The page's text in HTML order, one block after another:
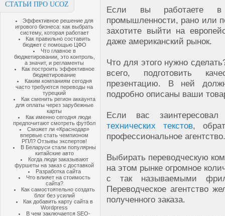
СТАТЬИ ПРО UCOZ
Эффективное решение для
игрового бизнеса: как выбрать
систему, которая работает
Как правильно составить
бюджет с помощью ЦФО
Что главное в
бюджетировании, это контроль,
а значит, и регламенты
Как построить эффективное
бюджетирование
Каким компаниям сегодня
часто требуются переводы на
турецкий
Как сменить регион аккаунта
для оплаты через зарубежные
карты
Как именно сегодня люди
предпочитают смотреть футбол
Сможет ли «Краснодар»
впервые стать чемпионом
РПЛ? Отзывы экспертов!
В Беларуси стали популярны
китайские авто
Когда люди заказывают
фуршеты на заказ с доставкой
Разработка сайта
Что влияет на стоимость
сайта?
Как самостоятельно создать
блог без усилий
Как добавить карту сайта в
Wordpress
В чем заключается SEO-
Если вы работаете
промышленности, рано или
захотите выйти на
даже американский рынок.
Что для этого нужно
всего, подготовить
презентацию. В ней
подробно описаны ваши
Если вас
технических текстов,
профессиональное агентство.
Выбирать переводческую
на этом рынке огромное
с так называемыми
Переводческое агентство
полученного заказа.